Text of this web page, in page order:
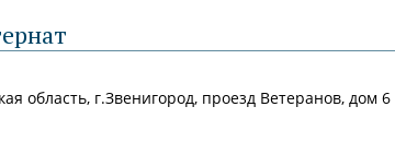
область, г.Звенигород, проезд Ветеранов, дом 6